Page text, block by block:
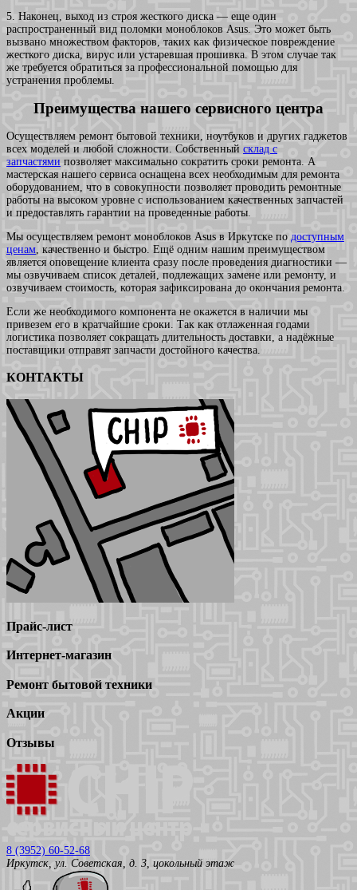
5. Наконец, выход из строя жесткого диска — еще один
распространенный вид поломки моноблоков Asus. Это может быть
вызвано множеством факторов, таких как физическое повреждение
жесткого диска, вирус или устаревшая прошивка. В этом случае так
же требуется обратиться за профессиональной помощью для
устранения проблемы.
Преимущества нашего сервисного центра
Осуществляем ремонт бытовой техники, ноутбуков и других гаджетов
всех моделей и любой сложности. Собственный склад с
запчастями позволяет максимально сократить сроки ремонта. А
мастерская нашего сервиса оснащена всех необходимым для ремонта
оборудованием, что в совокупности позволяет проводить ремонтные
работы на высоком уровне с использованием качественных запчастей
и предоставлять гарантии на проведенные работы.
Мы осуществляем ремонт моноблоков Asus в Иркутске по доступным
ценам , качественно и быстро. Ещё одним нашим преимуществом
является оповещение клиента сразу после проведения диагностики —
мы озвучиваем список деталей, подлежащих замене или ремонту, и
озвучиваем стоимость, которая зафиксирована до окончания ремонта.
Если же необходимого компонента не окажется в наличии мы
привезем его в кратчайшие сроки. Так как отлаженная годами
логистика позволяет сокращать длительность доставки, а надёжные
поставщики отправят запчасти достойного качества.
КОНТАКТЫ
Прайс-лист
Интернет-магазин
Ремонт бытовой техники
Акции
Отзывы
8 (3952) 60-52-68
Иркутск, ул. Советская, д. 3, цокольный этаж